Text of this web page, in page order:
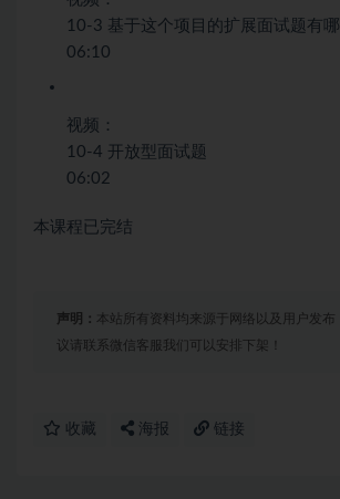
10-3 基于这个项目的扩展面试题有哪
06:10
视频：
10-4 开放型面试题
06:02
本课程已完结
声明： 本站所有资料均来源于网络以及用户发布
议请联系微信客服我们可以安排下架！
收藏 海报 链接